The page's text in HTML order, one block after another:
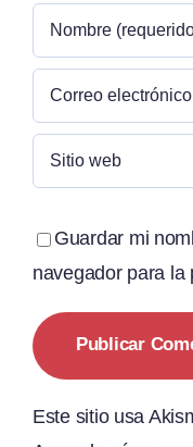
Guardar mi
navegador para la
Este sitio usa